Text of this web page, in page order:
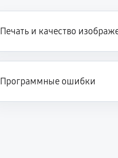
Печать и качество
Программные ошибки